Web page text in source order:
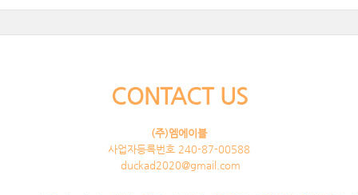
CONTACT US
(주)엠에이블
사업자등록번호 240-87-00588
duckad2020@gmail.com